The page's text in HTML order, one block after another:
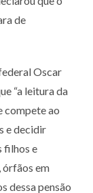
de
Oscar
“a leitura da
compete ao
e decidir
filhos e
órfãos em
dessa pensão